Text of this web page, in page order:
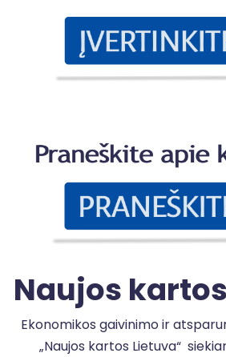
Naujos
Ekonomikos gaivinimo ir
„Naujos kartos Lietuva“